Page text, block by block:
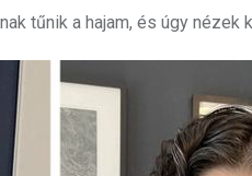
tűnik a hajam, és úgy nézek